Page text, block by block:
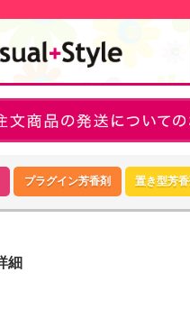
プラグイン芳香剤 置き型芳香
細